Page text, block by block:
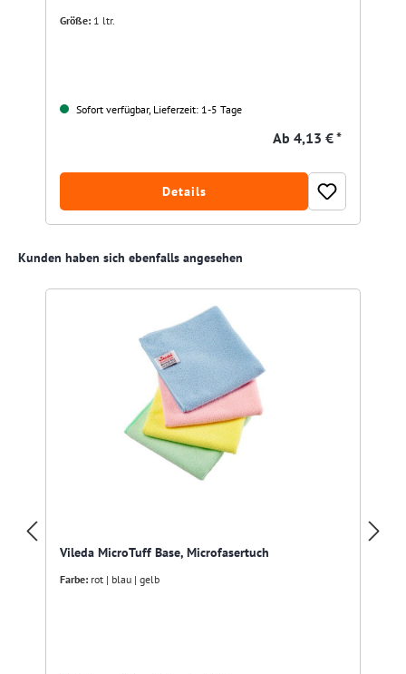
Größe: 1 ltr.
Sofort verfügbar, Lieferzeit: 1-5 Tage
Ab 4,13 € *
Details
Produktgalerie überspringen
Kunden haben sich ebenfalls angesehen
Vileda MicroTuff Base, Microfasertuch
Farbe: rot | blau | gelb